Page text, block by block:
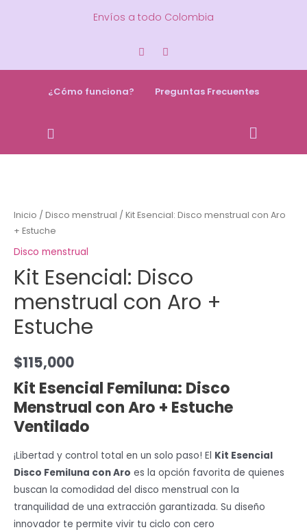
Envíos a todo Colombia
¿Cómo funciona? Preguntas Frecuentes
Inicio / Disco menstrual / Kit Esencial: Disco menstrual con Aro
+ Estuche
Disco menstrual
Kit Esencial: Disco
menstrual con Aro +
Estuche
$115,000
Kit Esencial Femiluna: Disco
Menstrual con Aro + Estuche
Ventilado
¡Libertad y control total en un solo paso! El Kit Esencial
Disco Femiluna con Aro es la opción favorita de quienes
buscan la comodidad del disco menstrual con la
tranquilidad de una extracción garantizada. Su diseño
innovador te permite vivir tu ciclo con cero